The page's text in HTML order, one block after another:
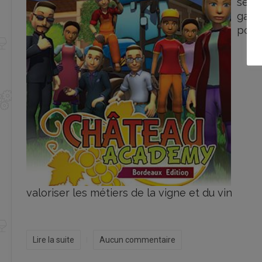
game
pour
valoriser les métiers de la vigne et du vin
Lire la suite Aucun commentaire